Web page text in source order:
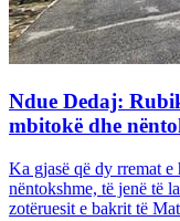
Ndue Dedaj:
mbitokë dhe
Ka gjasë që dy rremat
nëntokshme, të jenë të
zotëruesit e bakrit të